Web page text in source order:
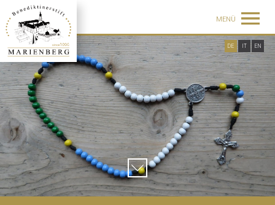
MENÜ
DE IT EN